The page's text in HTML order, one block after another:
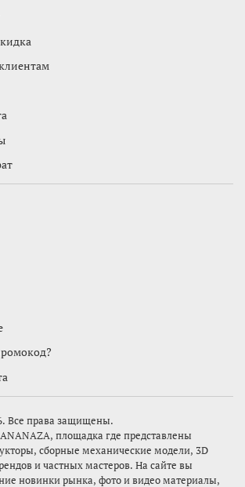
Все права защищены.
ANANAZA, площадка где представлены
сборные механические модели, 3D
и частных мастеров. На сайте вы
новинки рынка, фото и видео материалы,